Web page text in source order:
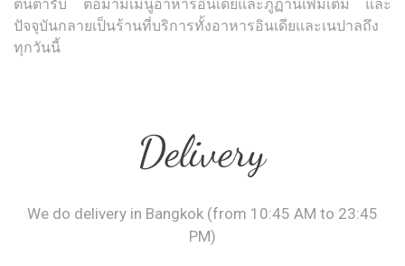
ต้นตำรับ ต่อมามีเมนูอาหารอินเดียและภูฏานเพิ่มเติม และ
ปัจจุบันกลายเป็นร้านที่บริการทั้งอาหารอินเดียและเนปาลถึง
ทุกวันนี้
Delivery
We do delivery in Bangkok (from 10:45 AM to 23:45
PM)